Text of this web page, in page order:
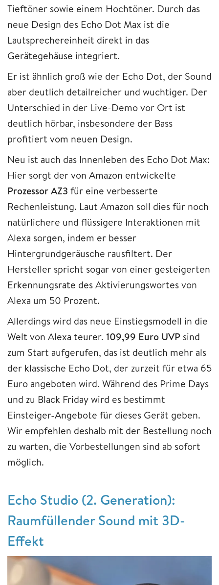
Tieftöner sowie einem Hochtöner. Durch das
neue Design des Echo Dot Max ist die
Lautsprechereinheit direkt in das
Gerätegehäuse integriert.
Er ist ähnlich groß wie der Echo Dot, der Sound
aber deutlich detailreicher und wuchtiger. Der
Unterschied in der Live-Demo vor Ort ist
deutlich hörbar, insbesondere der Bass
profitiert vom neuen Design.
Neu ist auch das Innenleben des Echo Dot Max:
Hier sorgt der von Amazon entwickelte
Prozessor AZ3 für eine verbesserte
Rechenleistung. Laut Amazon soll dies für noch
natürlichere und flüssigere Interaktionen mit
Alexa sorgen, indem er besser
Hintergrundgeräusche rausfiltert. Der
Hersteller spricht sogar von einer gesteigerten
Erkennungsrate des Aktivierungswortes von
Alexa um 50 Prozent.
Allerdings wird das neue Einstiegsmodell in die
Welt von Alexa teurer. 109,99 Euro UVP sind
zum Start aufgerufen, das ist deutlich mehr als
der klassische Echo Dot, der zurzeit für etwa 65
Euro angeboten wird. Während des Prime Days
und zu Black Friday wird es bestimmt
Einsteiger-Angebote für dieses Gerät geben.
Wir empfehlen deshalb mit der Bestellung noch
zu warten, die Vorbestellungen sind ab sofort
möglich.
Echo Studio (2. Generation):
Raumfüllender Sound mit 3D-
Effekt